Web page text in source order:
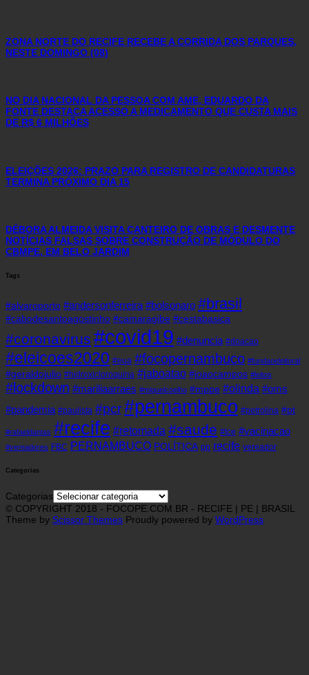
ZONA NORTE DO RECIFE RECEBE A CORRIDA DOS PARQUES,
NESTE DOMINGO (08)
NO DIA NACIONAL DA PESSOA COM AME, EDUARDO DA
FONTE DESTACA ACESSO A MEDICAMENTO QUE CUSTA MAIS
DE R$ 6 MILHÕES
ELEIÇÕES 2026: PRAZO PARA REGISTRO DE CANDIDATURAS
TERMINA PRÓXIMO DIA 15
DÉBORA ALMEIDA VISITA CANTEIRO DE OBRAS E DESMENTE
NOTÍCIAS FALSAS SOBRE CONSTRUÇÃO DE MÓDULO DO
CBMPE, EM BELO JARDIM
Tags
#alvaroporto #andersonferreira #bolsonaro #brasil
#cabodesantoagostinho #camaragibe #cestabasica
#coronavirus #covid19 #denuncia #doacao
#eleicoes2020 #eua #focopernambuco #fundaoeleitoral
#geraldojulio #hidroxicloroquina #jaboatao #joaocampos #leitos
#lockdown #mariliaarraes #miguelcoelho #mppe #olinda #oms
#pandemia #paulista #pcr#pernambuco #petrolina #pt
#rafaeldantas #recife #retomada #saude #tce #vacinacao
#vereadores FBC PERNAMBUCO POLÍTICA pp recife vereador
Categorias
Categorias
© COPYRIGHT 2018 - FOCOPE.COM.BR - RECIFE | PE | BRASIL
Theme by Scissor Themes Proudly powered by WordPress